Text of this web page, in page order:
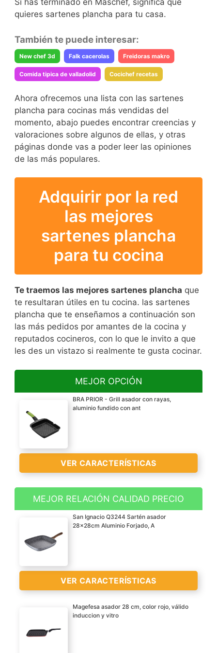
Si has terminado en Maschef, significa que
quieres sartenes plancha para tu casa.
También te puede interesar:
New chef 3d Falk cacerolas Freidoras makro
Comida tipica de valladolid Cocichef recetas
Ahora ofrecemos una lista con las sartenes
plancha para cocinas más vendidas del
momento, abajo puedes encontrar creencias y
valoraciones sobre algunos de ellas, y otras
páginas donde vas a poder leer las opiniones
de las más populares.
Adquirir por la red
las mejores
sartenes plancha
para tu cocina
Te traemos las mejores sartenes plancha que
te resultaran útiles en tu cocina. las sartenes
plancha que te enseñamos a continuación son
las más pedidos por amantes de la cocina y
reputados cocineros, con lo que le invito a que
les des un vistazo si realmente te gusta cocinar.
MEJOR OPCIÓN
BRA PRIOR - Grill asador con rayas,
aluminio fundido con ant
VER CARACTERÍSTICAS
Aluminio fundido
Apta para todo tipo de
cocinas, incluido
inducción
calidad bicapa Teflon
Mango ergonómico y
VER
>
MEJOR RELACIÓN CALIDAD PRECIO
San Ignacio Q3244 Sartén asador
28x28cm Aluminio Forjado, A
VER CARACTERÍSTICAS
aluminio forjado, apta
Magefesa asador 28 cm, color rojo, válido
induccion y vitro